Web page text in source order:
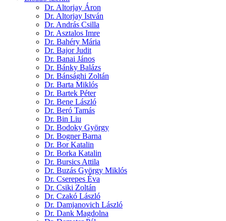
Dr. Altorjay Áron
Dr. Altorjay István
Dr. András Csilla
Dr. Asztalos Imre
Dr. Bahéry Mária
Dr. Bajor Judit
Dr. Banai János
Dr. Bánky Balázs
Dr. Bánsághi Zoltán
Dr. Barta Miklós
Dr. Bartek Péter
Dr. Bene László
Dr. Beró Tamás
Dr. Bin Liu
Dr. Bodoky György
Dr. Bogner Barna
Dr. Bor Katalin
Dr. Borka Katalin
Dr. Bursics Attila
Dr. Buzás György Miklós
Dr. Cserepes Éva
Dr. Csiki Zoltán
Dr. Czakó László
Dr. Damjanovich László
Dr. Dank Magdolna